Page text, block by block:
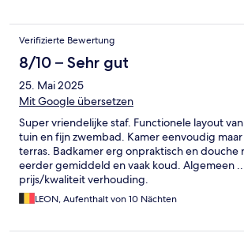
Verifizierte Bewertung
8/10 – Sehr gut
25. Mai 2025
Mit Google übersetzen
Super vriendelijke staf. Functionele layout
tuin en fijn zwembad. Kamer eenvoudig
terras. Badkamer erg onpraktisch en douche
eerder gemiddeld en vaak koud. Algemeen
prijs/kwaliteit verhouding.
LEON, Aufenthalt von 10 Nächten